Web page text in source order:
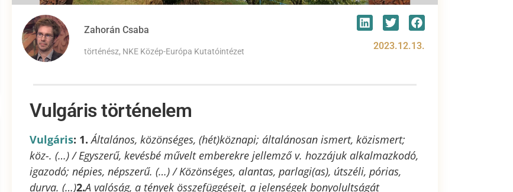
Zahorán Csaba
történész, NKE Közép-Európa Kutatóintézet 2023.12.13.
Vulgáris történelem
Vulgáris: 1.Általános, közönséges, (hét)köznapi; általánosan ismert, közismert;
köz-. (…) / Egyszerű, kevésbé művelt emberekre jellemző v. hozzájuk alkalmazkodó,
igazodó; népies, népszerű. (…) / Közönséges, alantas, parlagi(as), útszéli, pórias,
durva. (…)2.A valóság, a tények összefüggéseit, a jelenségek bonyolultságát